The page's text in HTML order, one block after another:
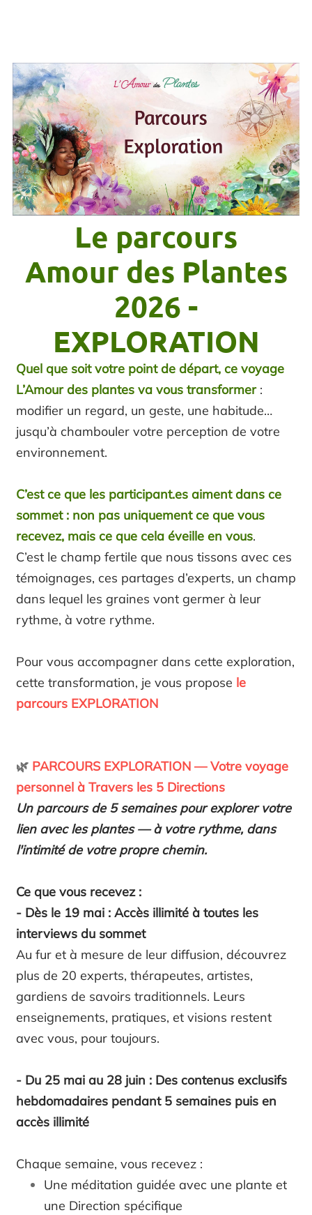
Le parcours
Amour des Plantes
2026 -
EXPLORATION
Quel que soit votre point de départ, ce voyage
L’Amour des plantes va vous transformer:
modifier un regard, un geste, une habitude…
jusqu’à chambouler votre perception de votre
environnement.
C’est ce que les participant.es aiment dans ce
sommet : non pas uniquement ce que vous
recevez, mais ce que cela éveille en vous.
C’est le champ fertile que nous tissons avec ces
témoignages, ces partages d’experts, un champ
dans lequel les graines vont germer à leur
rythme, à votre rythme.
Pour vous accompagner dans cette exploration,
cette transformation, je vous propose le
parcours EXPLORATION
🌿 PARCOURS EXPLORATION — Votre voyage
personnel à Travers les 5 Directions
Un parcours de 5 semaines pour explorer votre
lien avec les plantes — à votre rythme, dans
l'intimité de votre propre chemin.
Ce que vous recevez :
- Dès le 19 mai : Accès illimité à toutes les
interviews du sommet
Au fur et à mesure de leur diffusion, découvrez
plus de 20 experts, thérapeutes, artistes,
gardiens de savoirs traditionnels. Leurs
enseignements, pratiques, et visions restent
avec vous, pour toujours.
- Du 25 mai au 28 juin : Des contenus exclusifs
hebdomadaires pendant 5 semaines puis en
accès illimité
Chaque semaine, vous recevez :
Une méditation guidée avec une plante et
une Direction spécifique